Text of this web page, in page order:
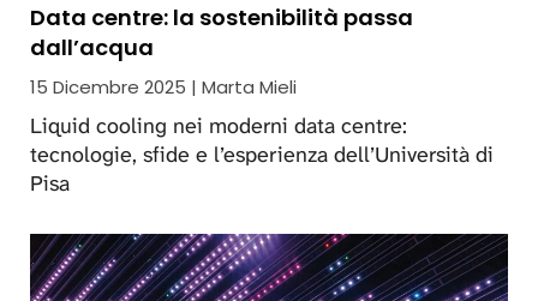
Data centre: la sostenibilità passa
dall’acqua
15 Dicembre 2025 | Marta Mieli
Liquid cooling nei moderni data centre:
tecnologie, sfide e l’esperienza dell’Università di
Pisa